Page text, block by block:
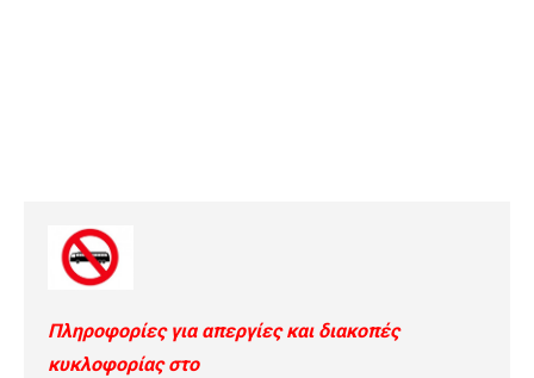
Πληροφορίες για απεργίες και διακοπές
κυκλοφορίας στο